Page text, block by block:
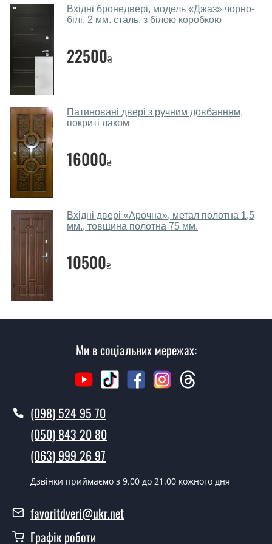
Які двері вхідні порадите?
Наші рекомендації залежать від необхідних
параметрів, бюджету та інших факторів. Підбір
вхідних дверей проводиться індивідуально для
кожного відвідувача.
Так, робимо. Наші фахівці можуть зробити замір та
консультацію на виїзді. Кожен співробітник має із
собою каталоги кольорів та візерунків. Після виміру та
консультації Ви можете оформити заявку, не
відвідуючи наш офіс.
Виклик замірника-консультанта коштує 450 грн.
Ви робите установку вхідних дверей?
згідно з чергою, у всі дні крім неділі.
Вартість встановлення дверей Блек - від 1600 грн.
Як швидко можете встановити двері
Блек?
У той самий день протягом кількох годин, за умови
Чи можна на сьогодні викликати
замірника?
Так можна.
У вас є в наявності готові двері
вхідні?
Вхідні бронедвері, модель «Джаз» чорно-
білі, 2 мм. сталь, з білою коробкою
22500₴
Патиновані двері з ручним довбанням,
покриті лаком
16000₴
Вхідні двері «Арочна», метал полотна 1,5
мм., товщина полотна 75 мм.
10500₴
Ми в соціальних мережах:
(098) 524 95 70
(050) 843 20 80
(063) 999 26 97
Дзвінки приймаємо з 9.00 до 21.00 кожного дня
favoritdveri@ukr.net
Графік роботи